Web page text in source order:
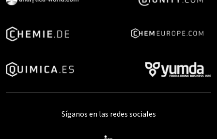
Síganos en las redes sociales